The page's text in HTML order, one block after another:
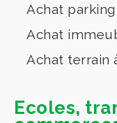
Achat
Achat
Achat terrain
Ecoles,